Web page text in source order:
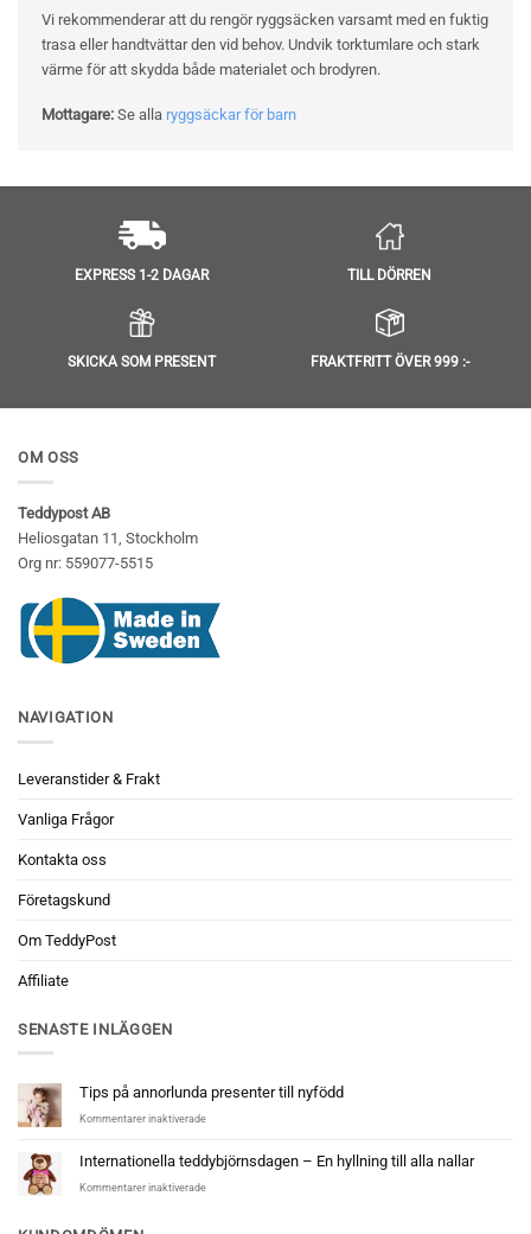
Vi rekommenderar att du rengör ryggsäcken varsamt med en fuktig
trasa eller handtvättar den vid behov. Undvik torktumlare och stark
värme för att skydda både materialet och brodyren.
Mottagare: Se alla ryggsäckar för barn
EXPRESS 1-2 DAGAR TILL DÖRREN
SKICKA SOM PRESENT FRAKTFRITT ÖVER 999 :-
OM OSS
Teddypost AB
Heliosgatan 11, Stockholm
Org nr: 559077-5515
NAVIGATION
Leveranstider & Frakt
Vanliga Frågor
Kontakta oss
Företagskund
Om TeddyPost
Affiliate
SENASTE INLÄGGEN
Tips på annorlunda presenter till nyfödd
Kommentarer inaktiveradeför
på
annorlunda
presenter
Internationella teddybjörnsdagen – En hyllning till alla nallar
Kommentarer inaktiveradeför